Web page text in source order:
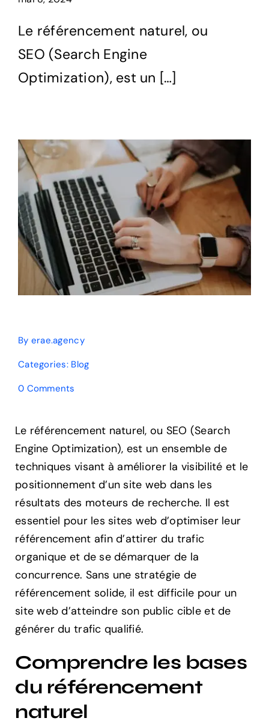
CGV
Le référencement naturel, ou
SEO (Search Engine
Optimization), est un […]
By erae.agency
Categories: Blog
0 Comments
de
votre
site
web
Le référencement naturel, ou SEO (Search
Engine Optimization), est un ensemble de
techniques visant à améliorer la visibilité et le
positionnement d’un site web dans les
résultats des moteurs de recherche. Il est
essentiel pour les sites web d’optimiser leur
référencement afin d’attirer du trafic
organique et de se démarquer de la
concurrence. Sans une stratégie de
référencement solide, il est difficile pour un
site web d’atteindre son public cible et de
générer du trafic qualifié.
Comprendre les bases
du référencement
naturel